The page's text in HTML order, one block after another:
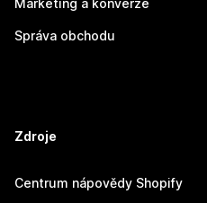
Marketing a konverze
Správa obchodu
Zdroje
Centrum nápovědy Shopify